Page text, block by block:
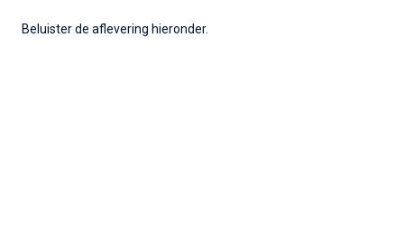
Beluister de aflevering hieronder.